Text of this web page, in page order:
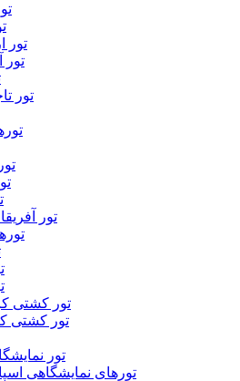
تور
تور
تور
تور
تور کشتی
تور کشتی
تور
تورهای نمایشگاهی